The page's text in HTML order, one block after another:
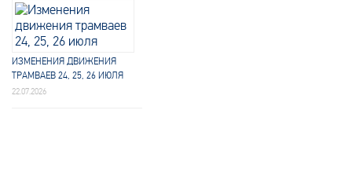
ИЗМЕНЕНИЯ ДВИЖЕНИЯ
ТРАМВАЕВ 24, 25, 26 ИЮЛЯ
22.07.2026